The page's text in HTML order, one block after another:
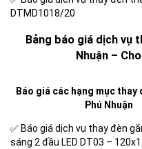
DTMD1018/20
Bảng báo giá dịch vụ
Nhuận –
Báo giá các hạng mục
Phú Nhuận
✅ Báo giá dịch vụ thay đèn
sáng 2 đầu LED DT03 –